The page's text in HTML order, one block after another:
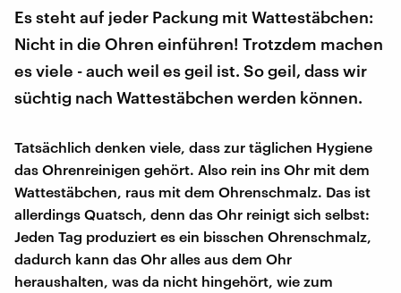
Es steht auf jeder Packung mit Wattestäbchen:
Nicht in die Ohren einführen! Trotzdem machen
es viele - auch weil es geil ist. So geil, dass wir
süchtig nach Wattestäbchen werden können.
Tatsächlich denken viele, dass zur täglichen Hygiene
das Ohrenreinigen gehört. Also rein ins Ohr mit dem
Wattestäbchen, raus mit dem Ohrenschmalz. Das ist
allerdings Quatsch, denn das Ohr reinigt sich selbst:
Jeden Tag produziert es ein bisschen Ohrenschmalz,
dadurch kann das Ohr alles aus dem Ohr
heraushalten, was da nicht hingehört, wie zum